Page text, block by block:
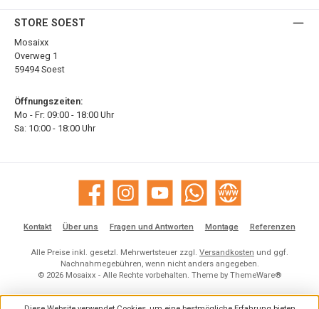
STORE SOEST
Mosaixx
Overweg 1
59494 Soest
Öffnungszeiten:
Mo - Fr: 09:00 - 18:00 Uhr
Sa: 10:00 - 18:00 Uhr
Facebook Instagram YouTube WhatsApp Website
Kontakt Über uns Fragen und Antworten Montage Referenzen
Alle Preise inkl. gesetzl. Mehrwertsteuer zzgl. Versandkosten und ggf.
Nachnahmegebühren, wenn nicht anders angegeben.
© 2026 Mosaixx - Alle Rechte vorbehalten. Theme by ThemeWare®